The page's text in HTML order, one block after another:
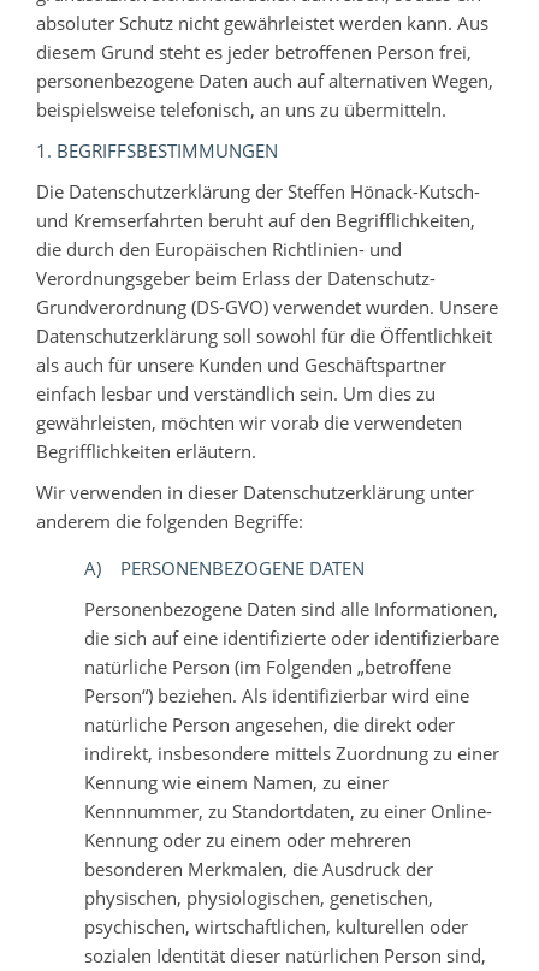
absoluter Schutz nicht gewährleistet werden kann. Aus
diesem Grund steht es jeder betroffenen Person frei,
personenbezogene Daten auch auf alternativen Wegen,
beispielsweise telefonisch, an uns zu übermitteln.
1. BEGRIFFSBESTIMMUNGEN
Die Datenschutzerklärung der Steffen Hönack-Kutsch-
und Kremserfahrten beruht auf den Begrifflichkeiten,
die durch den Europäischen Richtlinien- und
Verordnungsgeber beim Erlass der Datenschutz-
Grundverordnung (DS-GVO) verwendet wurden. Unsere
Datenschutzerklärung soll sowohl für die Öffentlichkeit
als auch für unsere Kunden und Geschäftspartner
einfach lesbar und verständlich sein. Um dies zu
gewährleisten, möchten wir vorab die verwendeten
Begrifflichkeiten erläutern.
Wir verwenden in dieser Datenschutzerklärung unter
anderem die folgenden Begriffe:
A) PERSONENBEZOGENE DATEN
Personenbezogene Daten sind alle Informationen,
die sich auf eine identifizierte oder identifizierbare
natürliche Person (im Folgenden „betroffene
Person“) beziehen. Als identifizierbar wird eine
natürliche Person angesehen, die direkt oder
indirekt, insbesondere mittels Zuordnung zu einer
Kennung wie einem Namen, zu einer
Kennnummer, zu Standortdaten, zu einer Online-
Kennung oder zu einem oder mehreren
besonderen Merkmalen, die Ausdruck der
physischen, physiologischen, genetischen,
psychischen, wirtschaftlichen, kulturellen oder
sozialen Identität dieser natürlichen Person sind,